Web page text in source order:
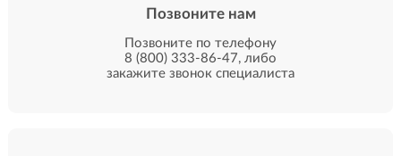
Позвоните нам
Позвоните по телефону
8 (800) 333-86-47, либо
закажите звонок специалиста